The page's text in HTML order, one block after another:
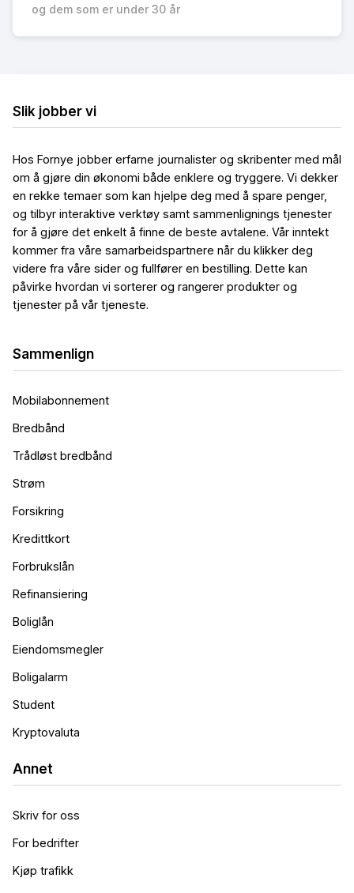
og dem som er under 30 år
Slik jobber vi
Hos Fornye jobber erfarne journalister og skribenter med mål
om å gjøre din økonomi både enklere og tryggere. Vi dekker
en rekke temaer som kan hjelpe deg med å spare penger,
og tilbyr interaktive verktøy samt sammenlignings tjenester
for å gjøre det enkelt å finne de beste avtalene. Vår inntekt
kommer fra våre samarbeidspartnere når du klikker deg
videre fra våre sider og fullfører en bestilling. Dette kan
påvirke hvordan vi sorterer og rangerer produkter og
tjenester på vår tjeneste.
Sammenlign
Mobilabonnement
Bredbånd
Trådløst bredbånd
Strøm
Forsikring
Kredittkort
Forbrukslån
Refinansiering
Boliglån
Eiendomsmegler
Boligalarm
Student
Kryptovaluta
Annet
Skriv for oss
For bedrifter
Kjøp trafikk